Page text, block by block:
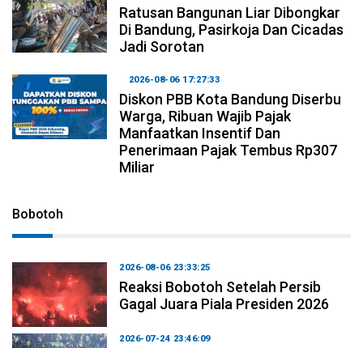
Ratusan Bangunan Liar Dibongkar
Di Bandung, Pasirkoja Dan Cicadas
Jadi Sorotan
2026-08-06 17:27:33
Diskon PBB Kota Bandung Diserbu
Warga, Ribuan Wajib Pajak
Manfaatkan Insentif Dan
Penerimaan Pajak Tembus Rp307
Miliar
Bobotoh
2026-08-06 23:33:25
Reaksi Bobotoh Setelah Persib
Gagal Juara Piala Presiden 2026
2026-07-24 23:46:09